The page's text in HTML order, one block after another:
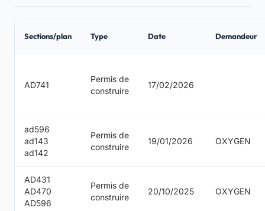
Sections/plan Type Date Demandeur
AD741
Permis de
construire
17/02/2026
ad596
ad143
ad142
Permis de
construire
19/01/2026 OXYGEN
AD431
AD470
AD596
Permis de
construire
20/10/2025 OXYGEN